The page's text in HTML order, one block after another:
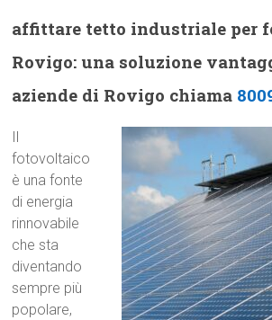
affittare tetto industriale per
Rovigo: una soluzione
aziende di Rovigo chiama
fotovoltaico
è una fonte
di energia
rinnovabile
che sta
diventando
sempre più
popolare,